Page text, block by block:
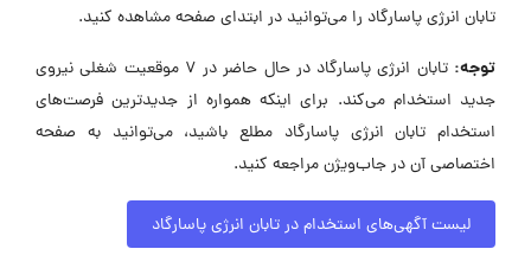
تابان انرژی پاسارگاد را می‌توانید در ابتدای صفحه مشاهده کنید.
توجه:
تابان انرژی پاسارگاد در حال حاضر در ۷ موقعیت شغلی نیروی
جدید استخدام می‌کند. برای اینکه همواره از جدیدترین فرصت‌های
استخدام تابان انرژی پاسارگاد مطلع باشید، می‌توانید به صفحه
اختصاصی آن در جاب‌ویژن مراجعه کنید.
لیست آگهی‌های استخدام در تابان انرژی پاسارگاد